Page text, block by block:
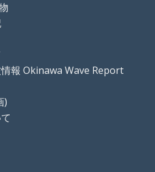
報 Okinawa Wave Report
)